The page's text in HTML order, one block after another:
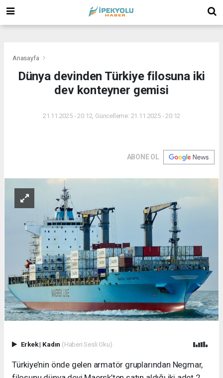
Anasayfa
Dünya devinden Türkiye filosuna iki
dev konteyner gemisi
21.11.2025 - 20:12, Güncelleme: 21.11.2025 - 20:12
ABONE OL
Erkek| Kadın (Haberi Sesli Oku)
Türkiye’nin önde gelen armatör gruplarından Negmar,